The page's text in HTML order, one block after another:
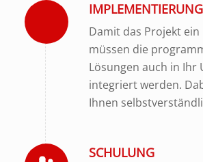
IMPLEMENTIERUNG
Damit das Projekt ein
müssen die
Lösungen auch in Ihr
integriert werden.
Ihnen
SCHULUNG